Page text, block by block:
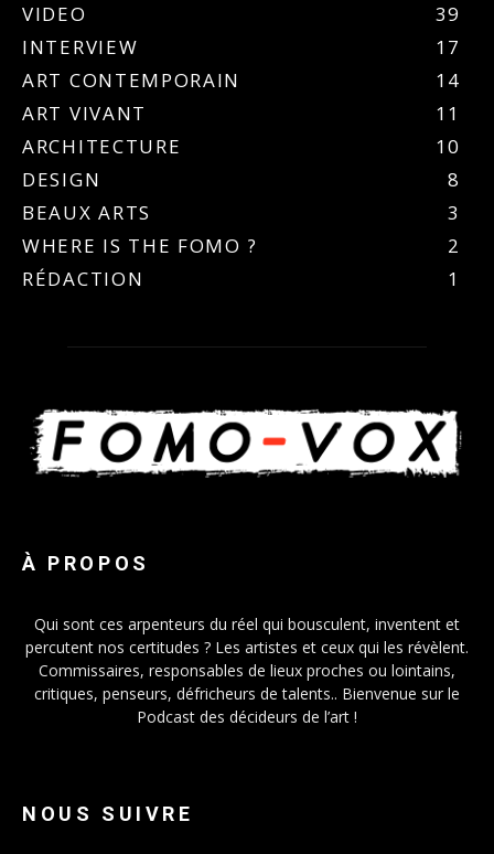
VIDEO
39
INTERVIEW
17
ART CONTEMPORAIN
14
ART VIVANT
11
ARCHITECTURE
10
DESIGN
8
BEAUX ARTS
3
WHERE IS THE FOMO ?
2
RÉDACTION
1
À PROPOS
Qui sont ces arpenteurs du réel qui bousculent, inventent et
percutent nos certitudes ? Les artistes et ceux qui les révèlent.
Commissaires, responsables de lieux proches ou lointains,
critiques, penseurs, défricheurs de talents.. Bienvenue sur le
Podcast des décideurs de l’art !
NOUS SUIVRE